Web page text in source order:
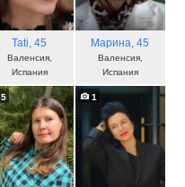
Tati, 45
Валенсия,
Испания
Maрина, 45
Валенсия,
Испания
5 1